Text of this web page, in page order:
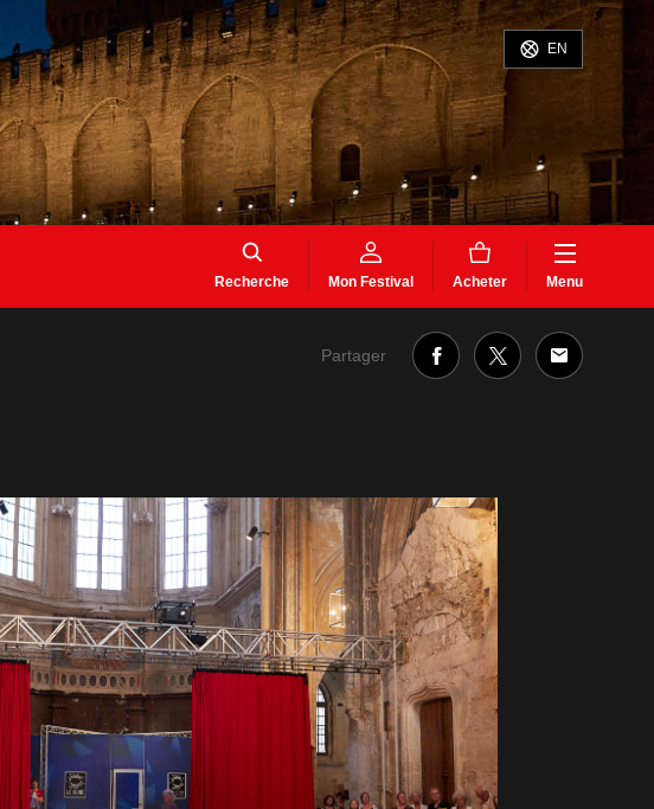
EN
Recherche Mon Festival Acheter Menu
Partager